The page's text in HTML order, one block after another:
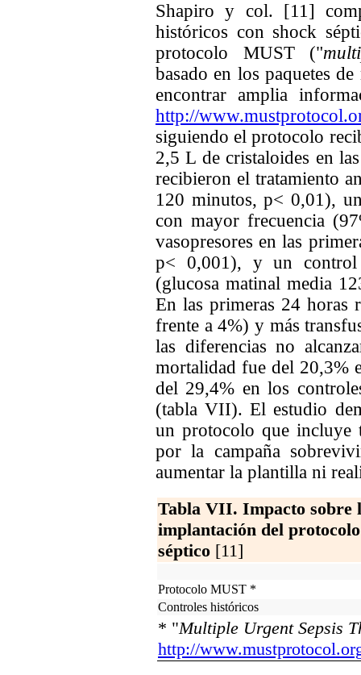
Shapiro y col. [11]
históricos con shock
protocolo MUST ("
basado en los paquetes
encontrar amplia
http://
siguiendo el protocolo
2,5 L de cristaloides en
recibieron el tratamiento
120 minutos, p< 0,01),
con mayor frecuencia
vasopresores en las
p< 0,001), y un control
(glucosa matinal media
En las primeras 24 horas
frente a 4%) y más
las diferencias no
mortalidad fue del 20,3%
del 29,4% en los
(tabla VII). El estudio
un protocolo que incluye
por la campaña
aumentar la plantilla ni
Tabla VII. Impacto sobre
implantación del
séptico [11]
Protocolo MUST *
Controles históricos
* "Multiple Urgent Sepsis
http://